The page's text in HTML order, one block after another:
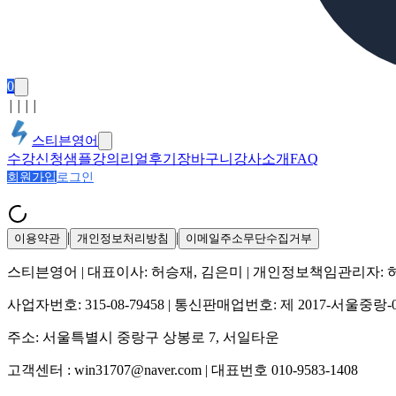
0
스티븐영어
수강신청샘플강의 리얼후기 장바구니 강사소개FAQ
회원가입 로그인
이용약관 | 개인정보처리방침 | 이메일주소무단수집거부
스티븐영어 | 대표이사: 허승재, 김은미 | 개인정보책임관리자:
사업자번호: 315-08-79458 | 통신판매업번호: 제 2017-서울중랑-
주소: 서울특별시 중랑구 상봉로 7, 서일타운
고객센터 : win31707@naver.com | 대표번호 010-9583-1408